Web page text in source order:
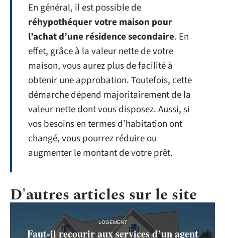
En général, il est possible de
réhypothéquer votre maison pour
l’achat d’une résidence secondaire. En
effet, grâce à la valeur nette de votre
maison, vous aurez plus de facilité à
obtenir une approbation. Toutefois, cette
démarche dépend majoritairement de la
valeur nette dont vous disposez. Aussi, si
vos besoins en termes d’habitation ont
changé, vous pourrez réduire ou
augmenter le montant de votre prêt.
D'autres articles sur le site
LOGEMENT
Faut-il recourir aux services d’un agent